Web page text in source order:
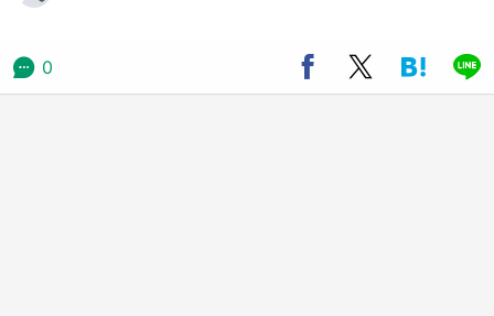
ラプラス・ダークネスが栃木県を征服！？ 県
公式プロモ動画で「聖地」が生産されてます
0